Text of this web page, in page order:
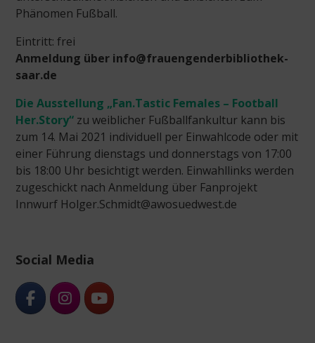
Phänomen Fußball.
Eintritt: frei
Anmeldung über info@frauengenderbibliothek-
saar.de
Die Ausstellung „Fan.Tastic Females – Football
Her.Story“ zu weiblicher Fußballfankultur kann bis
zum 14. Mai 2021 individuell per Einwahlcode oder mit
einer Führung dienstags und donnerstags von 17:00
bis 18:00 Uhr besichtigt werden. Einwahllinks werden
zugeschickt nach Anmeldung über Fanprojekt
Innwurf Holger.Schmidt@awosuedwest.de
Social Media